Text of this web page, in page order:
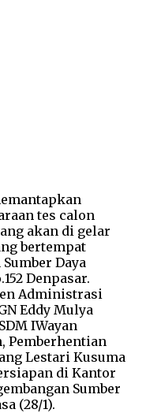
tes calon
akan di gelar
bertempat
Daya
Denpasar.
Administrasi
Eddy Mulya
IWayan
Pemberhentian
Lestari Kusuma
di Kantor
Sumber
(28/1).